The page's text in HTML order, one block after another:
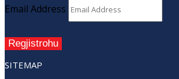
Email Address
Regjistrohu
SITEMAP